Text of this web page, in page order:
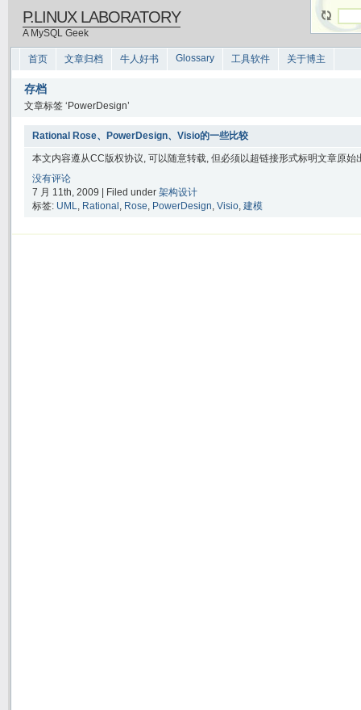
P.LINUX LABORATORY
A MySQL Geek
首页 文章归档 牛人好书 Glossary 工具软件 关于博主
存档
文章标签 ‘PowerDesign’
Rational Rose、PowerDesign、Visio的一些比较
本文内容遵从CC版权协议, 可以随意转载, 但必须以超链接形式标明文章原
没有评论
7 月 11th, 2009 | Filed under 架构设计
标签: UML, Rational , Rose, PowerDesign, Visio, 建模